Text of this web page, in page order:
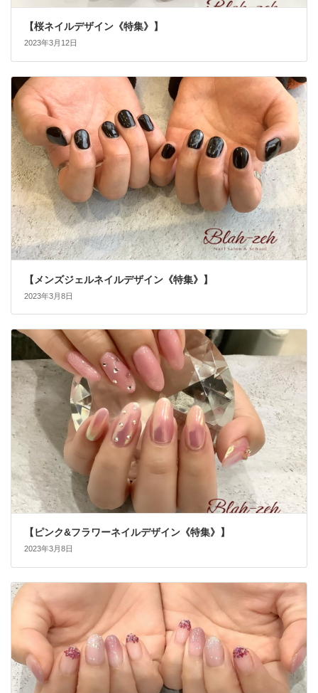
【桜ネイルデザイン《特集》】
2023年3月12日
【メンズジェルネイルデザイン《特集》】
2023年3月8日
【ピンク&フラワーネイルデザイン《特集》】
2023年3月8日